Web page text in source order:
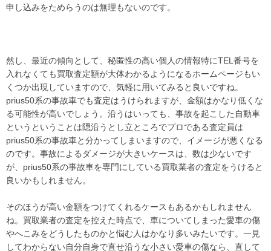
申し込みをためらうのは無理もないのです。
然し、最近の傾向として、秘匿性の高い個人の情報特にTEL番号を
入れなくても買取査定額が大体わかるようになるホームページもい
くつか出現していますので、気軽に用いてみると良いですね。
prius50系の事故車でも査定はうけられますが、金額はかなり低くな
る可能性が高いでしょう。沿うはいっても、事故を起こした自動車
というということは隠沿うとし立ところでプロである査定員は
prius50系の事故車と分かってしまいますので、イメージが悪くなる
のです。事故によるダメージが大きいケースは、数は少ないです
が、prius50系の事故車を専門にしている買取業者の査定をうけると
良いかもしれません。
そのほうが高い金額をつけてくれるケースもあるかもしれません
ね。買取業者の査定を控えた時点で、車についてしまった愛車の傷
やへこみをどうしたものかと悩む人はかなり多いみたいです。一見
してわからない自分自身で直せ沿うな小さい愛車の傷なら、直して